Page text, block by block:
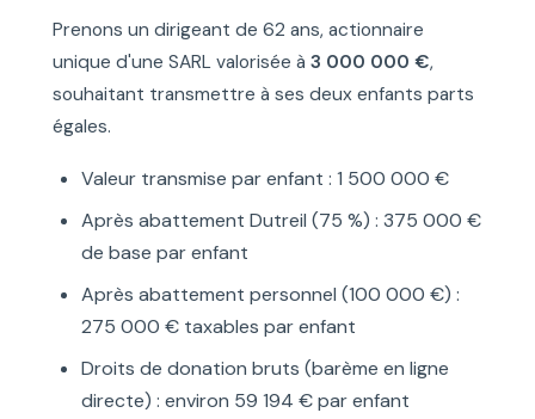
Prenons un dirigeant de 62 ans, actionnaire
unique d'une SARL valorisée à 3 000 000 €,
souhaitant transmettre à ses deux enfants parts
égales.
Valeur transmise par enfant : 1 500 000 €
Après abattement Dutreil (75 %) : 375 000 €
de base par enfant
Après abattement personnel (100 000 €) :
275 000 € taxables par enfant
Droits de donation bruts (barème en ligne
directe) : environ 59 194 € par enfant